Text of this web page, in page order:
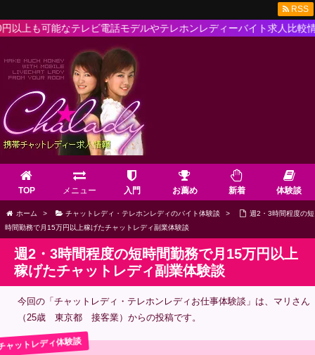
テレビ電話モデルやテレホンレディーバイト求人比較情報が満載！
TOP メニュー 入門 お薦め 新着 体験談
RSS
ホーム > チャットレディ・テレホンレディのバイト体験談 >
週2・3時間程度の短
時間勤務で月15万円以上稼げたチャットレディ副業体験談
週2・3時間程度の短時間勤務で月15万円以上
稼げたチャットレディ副業体験談
今回の「チャットレディ・テレホンレディお仕事体験談」は、マリさん
（25歳 東京都 接客業）からの投稿です。